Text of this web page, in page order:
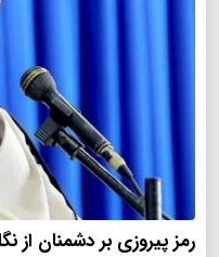
رمز پیروزی بر دشمنان از